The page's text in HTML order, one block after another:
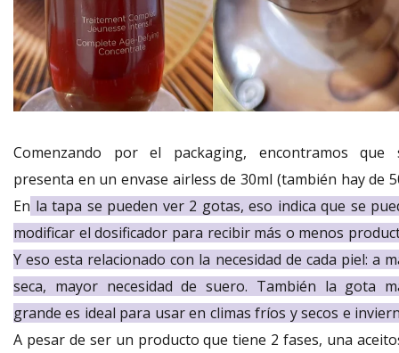
Comenzando por el packaging, encontramos que
presenta en un envase airless de 30ml (también hay de
En la tapa se pueden ver 2 gotas, eso indica que se
modificar el dosificador para recibir más o menos
Y eso esta relacionado con la necesidad de cada piel: a
seca, mayor necesidad de suero. También la gota
grande es ideal para usar en climas fríos y secos e
A pesar de ser un producto que tiene 2 fases, una